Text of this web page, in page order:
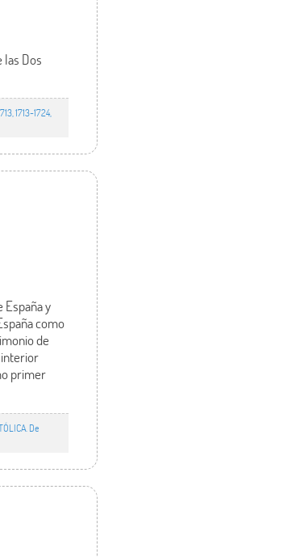
las Dos
1713-1724,
España y
como
de
interior
primer
De